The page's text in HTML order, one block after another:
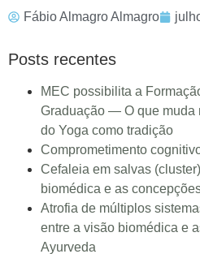
Fábio Almagro Almagro
Posts recentes
MEC possibilita a
Graduação — O que muda
do Yoga como tradição
Comprometimento
Cefaleia em salvas
biomédica e as
Atrofia de múltiplos
entre a visão biomédica e
Ayurveda